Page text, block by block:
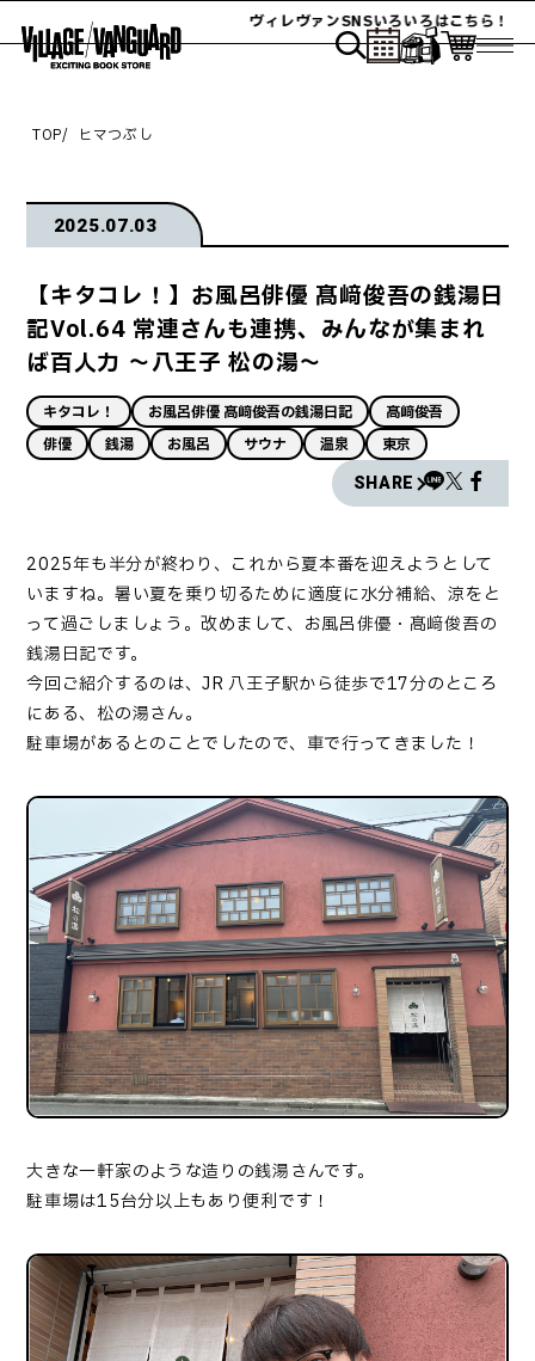
ヴィレヴァンSNSいろいろはこちら！
TOP ヒマつぶし
2025.07.03
【キタコレ！】お風呂俳優 髙﨑俊吾の銭湯日
記Vol.64 常連さんも連携、みんなが集まれ
ば百人力 ～八王子 松の湯～
キタコレ！ お風呂俳優 髙﨑俊吾の銭湯日記
髙﨑俊吾
俳優
銭湯 お風呂 サウナ 温泉 東京
SHARE
2025年も半分が終わり、これから夏本番を迎えようとして
いますね。暑い夏を乗り切るために適度に水分補給、涼をと
って過ごしましょう。改めまして、お風呂俳優・髙﨑俊吾の
銭湯日記です。
今回ご紹介するのは、JR 八王子駅から徒歩で17分のところ
にある、松の湯さん。
駐車場があるとのことでしたので、車で行ってきました！
大きな一軒家のような造りの銭湯さんです。
駐車場は15台分以上もあり便利です！